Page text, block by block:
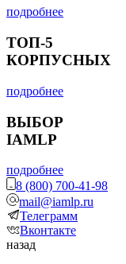
подробнее
ТОП-5
КОРПУСНЫХ
подробнее
ВЫБОР
IAMLP
подробнее
8 (800) 700-41-98
mail@iamlp.ru
Телеграмм
Вконтакте
назад